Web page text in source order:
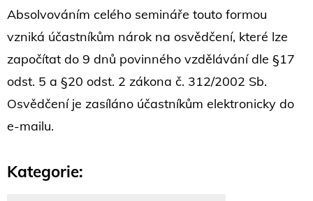
Absolvováním celého semináře touto formou
vzniká účastníkům nárok na osvědčení, které lze
započítat do 9 dnů povinného vzdělávání dle §17
odst. 5 a §20 odst. 2 zákona č. 312/2002 Sb.
Osvědčení je zasíláno účastníkům elektronicky do
e-mailu.
Kategorie: